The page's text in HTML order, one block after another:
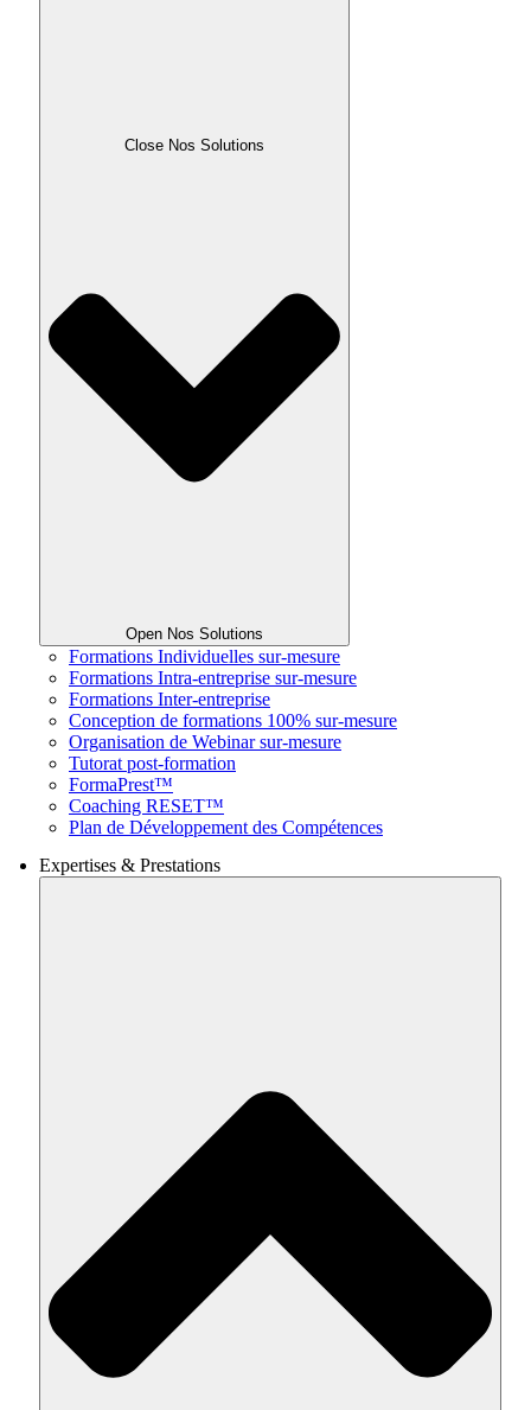
Close Nos Solutions
Open Nos Solutions
Formations Individuelles sur-mesure
Formations Intra-entreprise sur-mesure
Formations Inter-entreprise
Conception de formations 100% sur-mesure
Organisation de Webinar sur-mesure
Tutorat post-formation
FormaPrest™
Coaching RESET™
Plan de Développement des Compétences
Expertises & Prestations